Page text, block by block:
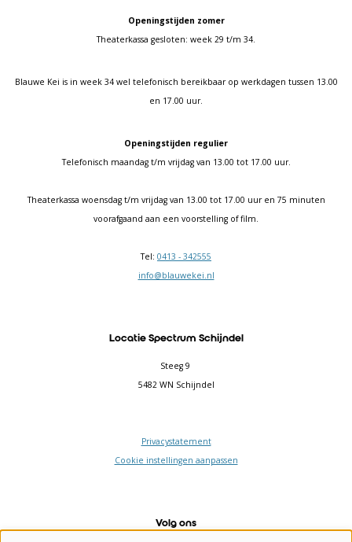
Openingstijden zomer
Theaterkassa gesloten: week 29 t/m 34.
Blauwe Kei is in week 34 wel telefonisch bereikbaar op werkdagen tussen 13.00
en 17.00 uur.
Openingstijden regulier
Telefonisch maandag t/m vrijdag van 13.00 tot 17.00 uur.
Theaterkassa woensdag t/m vrijdag van 13.00 tot 17.00 uur en 75 minuten
voorafgaand aan een voorstelling of film.
Tel: 0413 - 342555
info@blauwekei.nl
Locatie Spectrum Schijndel
Steeg 9
5482 WN Schijndel
Privacystatement
Cookie instellingen aanpassen
Volg ons